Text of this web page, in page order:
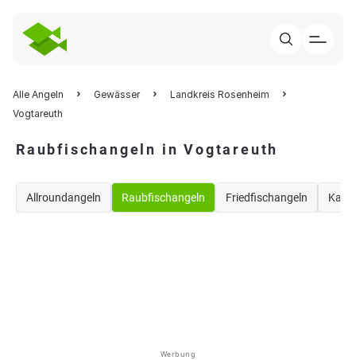
Alle Angeln Gewässer
Landkreis Rosenheim
Vogtareuth
Raubfischangeln in Vogtareuth
Allroundangeln Raubfischangeln Friedfischangeln
Werbung